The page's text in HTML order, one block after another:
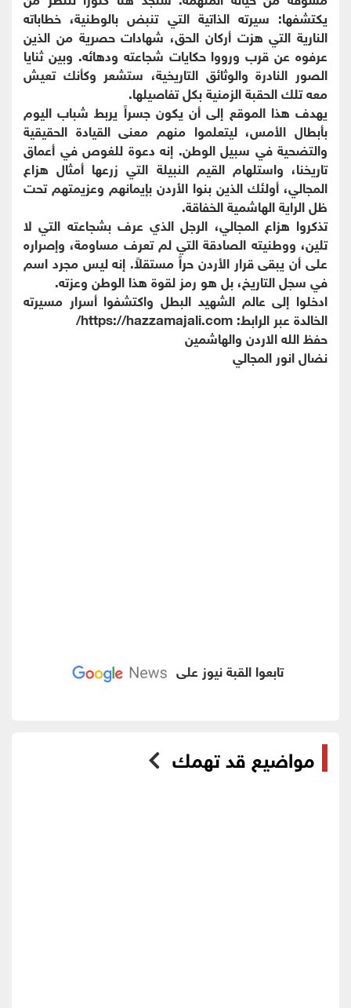
يكتشفها: سيرته الذاتية التي تنبض بالوطنية، خطاباته
النارية التي هزت أركان الحق، شهادات حصرية من الذين
عرفوه عن قرب ورووا حكايات شجاعته ودهائه. وبين ثنايا
الصور النادرة والوثائق التاريخية، ستشعر وكأنك تعيش
معه تلك الحقبة الزمنية بكل تفاصيلها.
يهدف هذا الموقع إلى أن يكون جسراً يربط شباب اليوم
بأبطال الأمس، ليتعلموا منهم معنى القيادة الحقيقية
والتضحية في سبيل الوطن. إنه دعوة للغوص في أعماق
تاريخنا، واستلهام القيم النبيلة التي زرعها أمثال هزاع
المجالي، أولئك الذين بنوا الأردن بإيمانهم وعزيمتهم تحت
ظل الراية الهاشمية الخفاقة.
تذكروا هزاع المجالي، الرجل الذي عرف بشجاعته التي لا
تلين، ووطنيته الصادقة التي لم تعرف مساومة، وإصراره
على أن يبقى قرار الأردن حراً مستقلاً. إنه ليس مجرد اسم
في سجل التاريخ، بل هو رمز لقوة هذا الوطن وعزته.
ادخلوا إلى عالم الشهيد البطل واكتشفوا أسرار مسيرته
الخالدة عبر الرابط: https://hazzamajali.com/
حفظ الله الاردن والهاشمين
نضال انور المجالي
تابعوا القبة نيوز على
مواضيع قد تهمك